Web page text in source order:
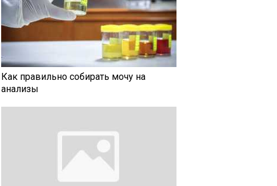
Как правильно собирать мочу на
анализы